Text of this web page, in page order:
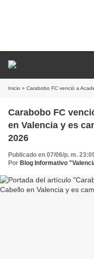
Inicio » Carabobo FC venció a Academia
Carabobo FC
en Valencia y es
2026
Publicado en 07/06/p. m.
Por Blog Informativo